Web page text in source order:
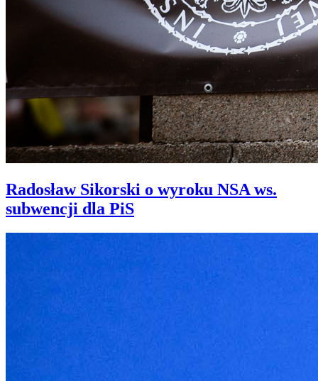
Radosław Sikorski o wyroku NSA ws.
subwencji dla PiS